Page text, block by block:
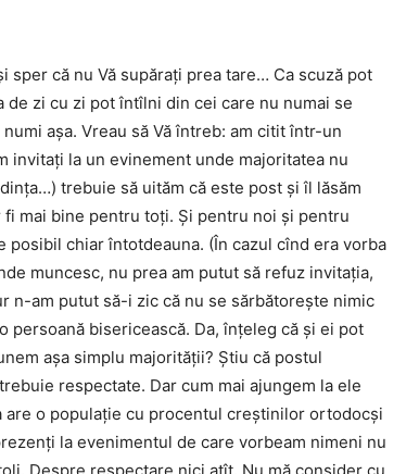
sper că nu Vă supăraţi prea tare… Ca scuză pot
de zi cu zi pot întîlni din cei care nu numai se
aşa. Vreau să Vă întreb: am citit într-un
invitaţi la un evinement unde majoritatea nu
trebuie să uităm că este post şi îl lăsăm
mai bine pentru toţi. Şi pentru noi şi pentru
chiar întotdeauna. (În cazul cînd era vorba
muncesc, nu prea am putut să refuz invitaţia,
n-am putut să-i zic că nu se sărbătoreşte nimic
bisericească. Da, înţeleg că şi ei pot
aşa simplu majorităţii? Ştiu că postul
respectate. Dar cum mai ajungem la ele
are o populaţie cu procentul creştinilor ortodocşi
la evenimentul de care vorbeam nimeni nu